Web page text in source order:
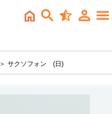
＞ サクソフォン (日)